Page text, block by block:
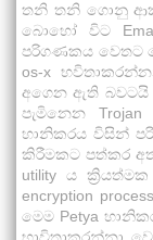
තනි තනි ගොනු
බොහෝ විට
පරිගණකය වෙතට
os-x
අගෙන ඇති බවටයි
පැමිනෙන
හානිකරය විසින්
කිරීමකට පත්කර
utility ය
encryption
මෙම Petya